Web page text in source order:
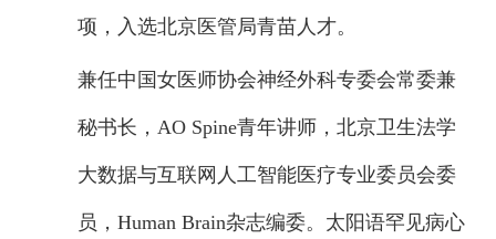
项，入选北京医管局青苗人才。
兼任中国女医师协会神经外科专委会常委兼
秘书长，AO Spine青年讲师，北京卫生法学
大数据与互联网人工智能医疗专业委员会委
员，Human Brain杂志编委。太阳语罕见病心